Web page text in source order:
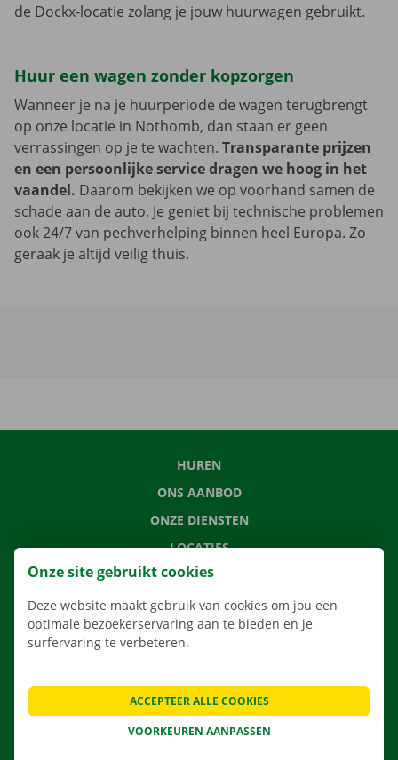
de Dockx-locatie zolang je jouw huurwagen gebruikt.
Huur een wagen zonder kopzorgen
Wanneer je na je huurperiode de wagen terugbrengt
op onze locatie in Nothomb, dan staan er geen
verrassingen op je te wachten. Transparante prijzen
en een persoonlijke service dragen we hoog in het
vaandel. Daarom bekijken we op voorhand samen de
schade aan de auto. Je geniet bij technische problemen
ook 24/7 van pechverhelping binnen heel Europa. Zo
geraak je altijd veilig thuis.
HUREN
ONS AANBOD
ONZE DIENSTEN
LOCATIES
APP
VERHUISOPLOSSINGEN
CONTACTEER ONS
VEELGESTELDE VRAGEN
Onze site gebruikt cookies
Deze website maakt gebruik van cookies om jou een
optimale bezoekerservaring aan te bieden en je
surfervaring te verbeteren.
VOORKEUREN AANPASSEN
ACCEPTEER ALLE COOKIES